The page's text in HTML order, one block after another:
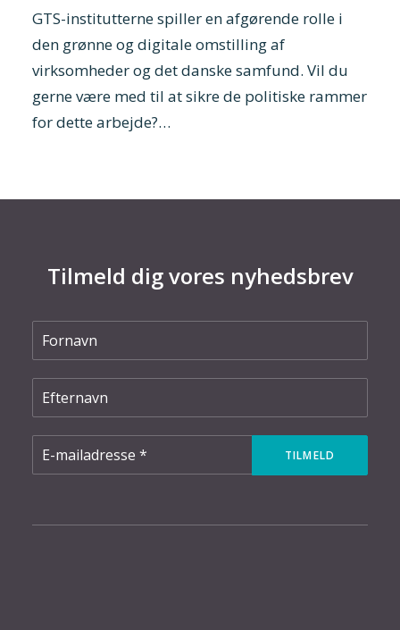
GTS-institutterne spiller en afgørende rolle i
den grønne og digitale omstilling af
virksomheder og det danske samfund. Vil du
gerne være med til at sikre de politiske rammer
for dette arbejde?…
Tilmeld dig vores nyhedsbrev